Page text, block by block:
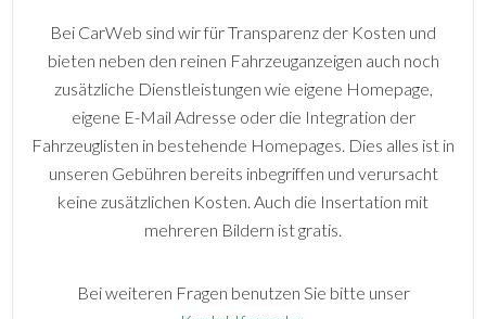
Bei CarWeb sind wir für Transparenz der Kosten und
bieten neben den reinen Fahrzeuganzeigen auch noch
zusätzliche Dienstleistungen wie eigene Homepage,
eigene E-Mail Adresse oder die Integration der
Fahrzeuglisten in bestehende Homepages. Dies alles ist in
unseren Gebühren bereits inbegriffen und verursacht
keine zusätzlichen Kosten. Auch die Insertation mit
mehreren Bildern ist gratis.
Bei weiteren Fragen benutzen Sie bitte unser